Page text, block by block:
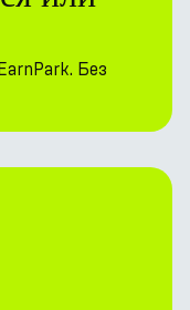
Без